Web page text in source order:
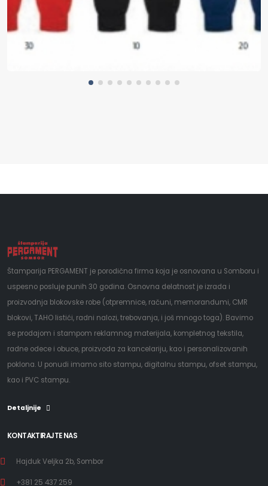
Štamparija PERGAMENT je porodična firma koja je osnovana u Somboru i
uspesno posluje punih 30 godina. Osnovna delatnost je izrada i
proizvodnja blokovske robe (otpremnice, računi, memorandumi, CMR
blokovi, TAHO listići, radni nalozi, trebovanja, i još mnogo toga). Bavimo
se prodajom i stampom reklamnog materijala, kompletnog tekstila,
radne odece i obuce, proizvoda za kancelariju, kao i personalizovanih
poklona. U ponudi imamo sito stampu, digitalnu stampu, ofset stampu,
kao i PVC stampu.
Detaljnije
KONTAKTIRAJTE NAS
Hajduk Veljka 2b, Sombor
+381 25 437 259